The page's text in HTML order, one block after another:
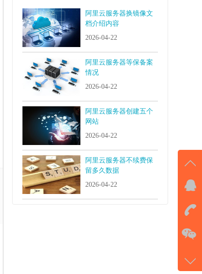
阿里云服务器换镜像文
档介绍内容
2026-04-22
阿里云服务器等保备案
情况
2026-04-22
阿里云服务器创建五个
网站
2026-04-22
阿里云服务器不续费保
留多久数据
2026-04-22
QQ
击
177-